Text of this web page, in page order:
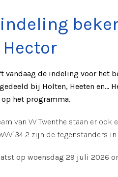
vandaag de indeling voor het
bij Holten, Heeten en...
op het programma.
van VV Twenthe staan er
2 zijn de tegenstanders
op woensdag 29 juli 2026